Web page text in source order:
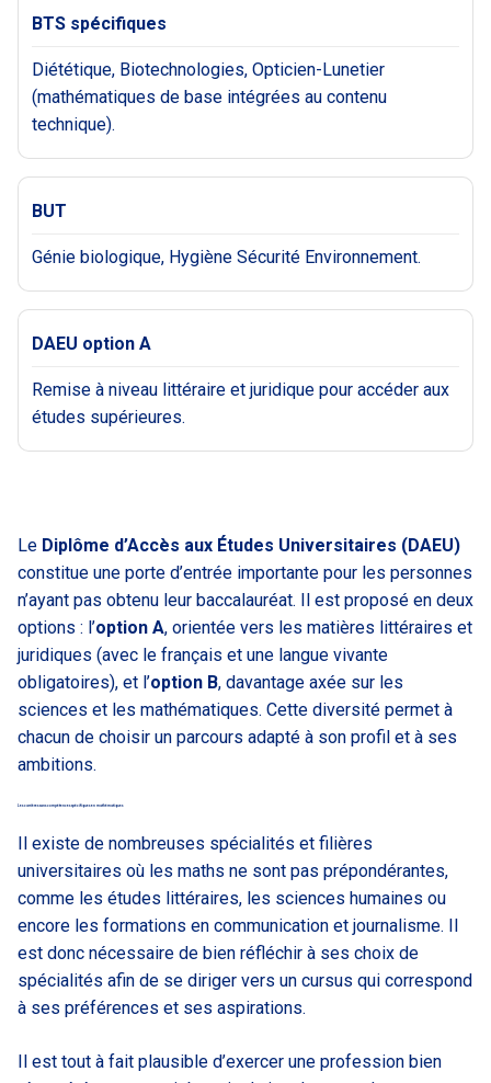
BTS spécifiques
Diététique, Biotechnologies, Opticien-Lunetier
(mathématiques de base intégrées au contenu
technique).
BUT
Génie biologique, Hygiène Sécurité Environnement.
DAEU option A
Remise à niveau littéraire et juridique pour accéder aux
études supérieures.
Le Diplôme d’Accès aux Études Universitaires (DAEU)
constitue une porte d’entrée importante pour les personnes
n’ayant pas obtenu leur baccalauréat. Il est proposé en deux
options : l’option A, orientée vers les matières littéraires et
juridiques (avec le français et une langue vivante
obligatoires), et l’option B, davantage axée sur les
sciences et les mathématiques. Cette diversité permet à
chacun de choisir un parcours adapté à son profil et à ses
ambitions.
Les carrières sans compétences spécifiques en mathématiques
Il existe de nombreuses spécialités et filières
universitaires où les maths ne sont pas prépondérantes,
comme les études littéraires, les sciences humaines ou
encore les formations en communication et journalisme. Il
est donc nécessaire de bien réfléchir à ses choix de
spécialités afin de se diriger vers un cursus qui correspond
à ses préférences et ses aspirations.
Il est tout à fait plausible d’exercer une profession bien